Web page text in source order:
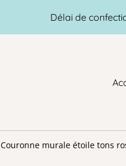
Délai de
Couronne murale étoile tons